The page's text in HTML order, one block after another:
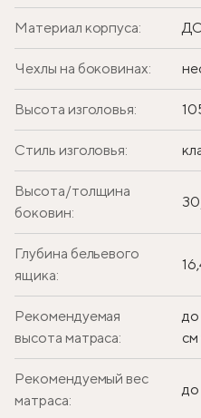
Материал корпуса:
Чехлы на боковинах:
Высота изголовья:
Стиль изголовья:
Высота/толщина
боковин:
Глубина бельевого
ящика:
Рекомендуемая
высота матраса:
до
см
Рекомендуемый вес
матраса:
до